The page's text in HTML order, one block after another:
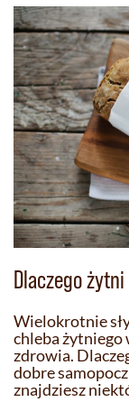
Dlaczego
Wielokrotnie
chleba żytniego
zdrowia.
dobre
znajdziesz